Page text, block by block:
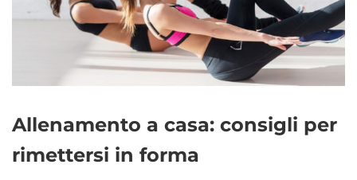
Allenamento a casa: consigli per
rimettersi in forma